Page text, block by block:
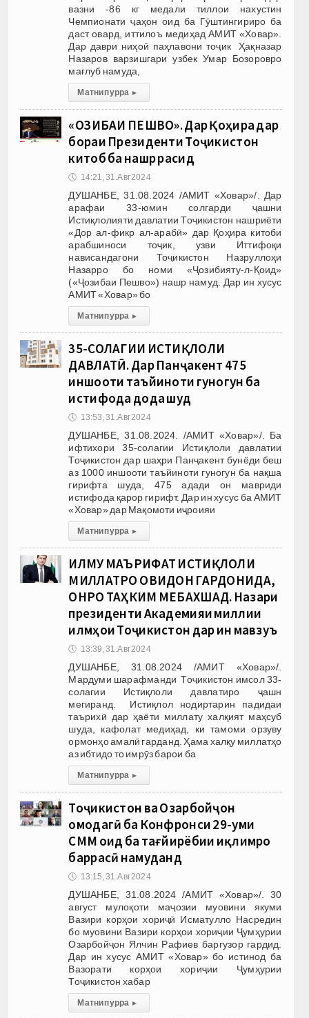
вазни -86 кг медали тиллои нахустин
Чемпионати ҷаҳон оид ба Гӯштингириро ба
даст овард, иттилоъ медиҳад АМИТ «Ховар».
Дар даври ниҳоӣ паҳлавони тоҷик Ҳақназар
Назаров варзишгари узбек Умар Бозоровро
мағлуб намуда,
Матни пурра ▸
«ҶОЗИБАИ ПЕШВО». Дар Қоҳира дар
бораи Президенти Тоҷикистон
китоб ба нашр расид
🕔 14:21, 31.Авг 2024
ДУШАНБЕ, 31.08.2024 /АМИТ «Ховар»/. Дар
арафаи 33-юмин солгарди ҷашни
Истиқлолияти давлатии Тоҷикистон нашриёти
«Дор ал-фикр ал-арабӣ» дар Қоҳира китоби
арабшиноси тоҷик, узви Иттифоқи
нависандагони Тоҷикистон Назруллоҳи
Назарро бо номи «Ҷозибияту-л-Қоид»
(«Ҷозибаи Пешво») нашр намуд. Дар ин хусус
АМИТ «Ховар» бо
Матни пурра ▸
35-СОЛАГИИ ИСТИҚЛОЛИ
ДАВЛАТӢ. Дар Панҷакент 475
иншооти таъйиноти гуногун ба
истифода дода шуд
🕔 13:53, 31.Авг 2024
ДУШАНБЕ, 31.08.2024. /АМИТ «Ховар»/. Ба
ифтихори 35-солагии Истиқлоли давлатии
Тоҷикистон дар шаҳри Панҷакент бунёди беш
аз 1000 иншооти таъйиноти гуногун ба нақша
гирифта шуда, 475 адади он мавриди
истифода қарор гирифт. Дар ин хусус ба АМИТ
«Ховар» дар Мақомоти иҷроияи
Матни пурра ▸
ИЛМУ МАЪРИФАТ ИСТИҚЛОЛИ
МИЛЛАТРО ҶОВИДОН ГАРДОНИДА,
ОНРО ТАҲКИМ МЕБАХШАД. Назари
президенти Академияи миллии
илмҳои Тоҷикистон дар ин мавзуъ
🕔 13:39, 31.Авг 2024
ДУШАНБЕ, 31.08.2024 /АМИТ «Ховар»/.
Мардуми шарафманди Тоҷикистон имсол 33-
солагии Истиқлоли давлатиро ҷашн
мегиранд. Истиқлол нодиртарин падидаи
таърихӣ дар ҳаёти миллату халқият маҳсуб
шуда, кафолат медиҳад, ки тамоми орзуву
ормонҳо амалӣ гарданд. Ҳама халқу миллатҳо
аз ибтидо то имрӯз барои ба
Матни пурра ▸
Тоҷикистон ва Озарбойҷон
омодагӣ ба Конфронси 29-уми
СММ оид ба тағйирёбии иқлимро
баррасӣ намуданд
🕔 13:15, 31.Авг 2024
ДУШАНБЕ, 31.08.2024 /АМИТ «Ховар»/. 30
август мулоқоти маҷозии муовини якуми
Вазири корҳои хориҷӣ Исматулло Насредин
бо муовини Вазири корҳои хориҷии Ҷумҳурии
Озарбойҷон Ялчин Рафиев баргузор гардид.
Дар ин хусус АМИТ «Ховар» бо истинод ба
Вазорати корҳои хориҷии Ҷумҳурии
Тоҷикистон хабар
Матни пурра ▸